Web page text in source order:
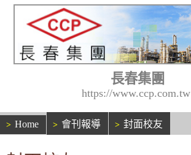
長春集團
https://www.ccp.com.tw
Home 會刊報導 封面校友